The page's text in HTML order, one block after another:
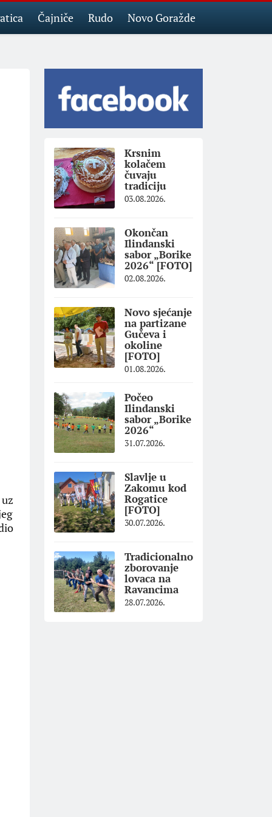
Čajniče Rudo Novo Goražde
Krsnim
kolačem
čuvaju
tradiciju
03.08.2026.
Okončan
Ilindanski
sabor „Borike
2026“ [FOTO]
02.08.2026.
Novo sjećanje
na partizane
Gučeva i
okoline
[FOTO]
01.08.2026.
Počeo
Ilindanski
sabor „Borike
2026“
31.07.2026.
Slavlje u
Zakomu kod
Rogatice
[FOTO]
30.07.2026.
Tradicionalno
zborovanje
lovaca na
Ravancima
28.07.2026.